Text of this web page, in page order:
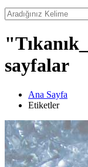
sayfalar
Ana Sayfa
Etiketler